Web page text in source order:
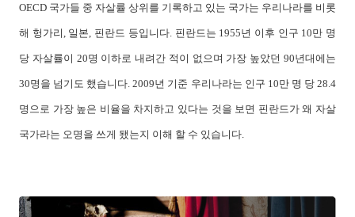
OECD 국가들 중 자살률 상위를 기록하고 있는 국가는 우리나라를 비롯
해 헝가리, 일본, 핀란드 등입니다. 핀란드는 1955년 이후 인구 10만 명
당 자살률이 20명 이하로 내려간 적이 없으며 가장 높았던 90년대에는
30명을 넘기도 했습니다. 2009년 기준 우리나라는 인구 10만 명 당 28.4
명으로 가장 높은 비율을 차지하고 있다는 것을 보면 핀란드가 왜 자살
국가라는 오명을 쓰게 됐는지 이해 할 수 있습니다.